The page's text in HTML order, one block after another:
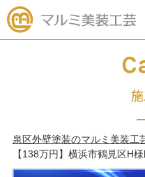
未分類
泉区外壁塗装のマルミ美装工
【138万円】横浜市鶴見区H